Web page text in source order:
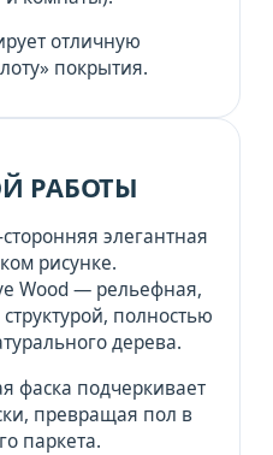
отличную
покрытия.
РАБОТЫ
сторонняя элегантная
рисунке.
Wood — рельефная,
полностью
дерева.
фаска подчеркивает
превращая пол в
паркета.